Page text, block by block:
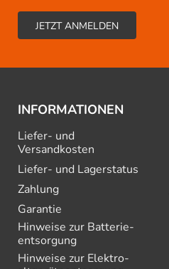
INFORMATIONEN
Liefer- und
Versandkosten
Liefer- und Lagerstatus
Zahlung
Garantie
Hinweise zur Batterie­
entsorgung
Hinweise zur Elektro­